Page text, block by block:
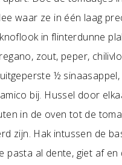
waar ze in één laag
in flinterdunne
zout, peper,
½
bij. Hussel door
in de oven tot de
zijn. Hak intussen de
pasta al dente, giet af